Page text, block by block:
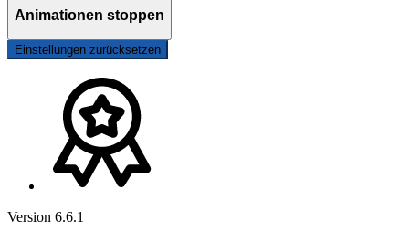
Animationen stoppen
Einstellungen zurücksetzen
Version 6.6.1